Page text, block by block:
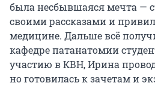
была несбывшаяся мечта —
своими рассказами и
медицине. Дальше всё
кафедре патанатомии
участию в КВН, Ирина
но готовилась к зачетам и